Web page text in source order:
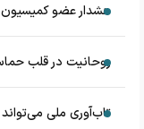
هشدار عضو کمیسیون
روحانیت در قلب
تاب‌آوری ملی